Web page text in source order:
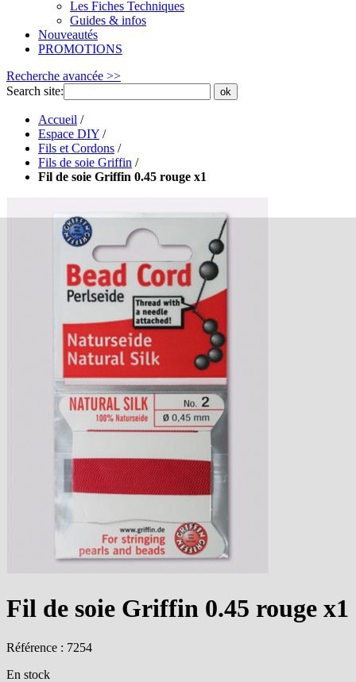
Les Fiches Techniques
Guides & infos
Nouveautés
PROMOTIONS
Recherche avancée >>
Search site:
ok
Accueil /
Espace DIY /
Fils et Cordons /
Fils de soie Griffin /
Fil de soie Griffin 0.45 rouge x1
Fil de soie Griffin 0.45 rouge x1
Référence : 7254
En stock